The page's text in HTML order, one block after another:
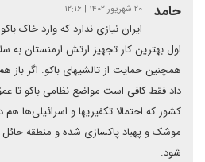
حامد ۲۰ شهریور ۱۴۰۲ | ۱۲:۱۶
ایران نیازی ندارد که وارد خاک
اول بهترین کار تجهیز ارتش ارمنستان به
همچنین حمایت از تالشیهای باکو. اگر باز
کشور که احتمالا تکفیریها و اسرائیلی‌ها
موشک و پهباد پاکسازی شده و منطقه
شود.